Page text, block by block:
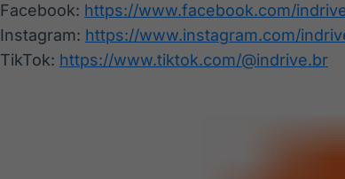
Facebook: https://www.facebook.com/
Instagram: https://www.instagram.com/
TikTok: https://www.tiktok.com/@indrive.br